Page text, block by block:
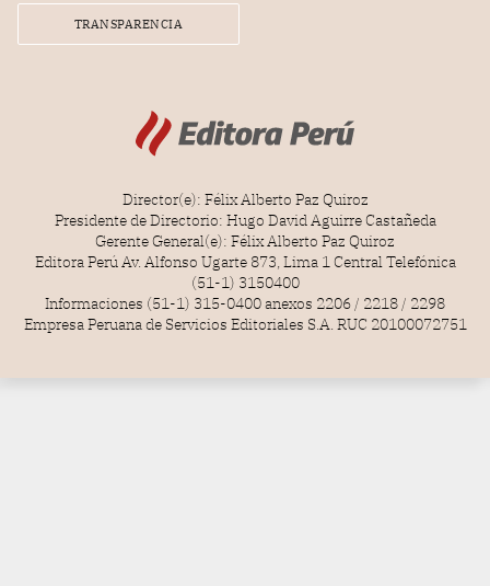
TRANSPARENCIA
Director(e): Félix Alberto Paz Quiroz
Presidente de Directorio: Hugo David Aguirre Castañeda
Gerente General(e): Félix Alberto Paz Quiroz
Editora Perú Av. Alfonso Ugarte 873, Lima 1 Central Telefónica
(51-1) 3150400
Informaciones (51-1) 315-0400 anexos 2206 / 2218 / 2298
Empresa Peruana de Servicios Editoriales S.A. RUC 20100072751